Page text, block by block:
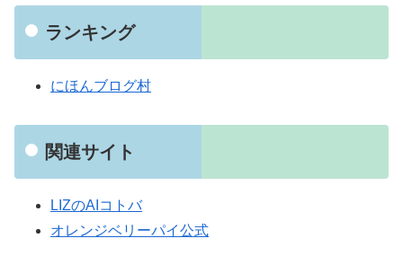
ランキング
にほんブログ村
関連サイト
LIZのAIコトバ
オレンジベリーパイ公式